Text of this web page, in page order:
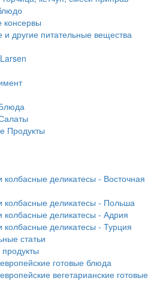
и другие питательные вещества
Продукты
деликатесы - Восточная
колбасные деликатесы - Польша
деликатесы - Адрия
деликатесы - Турция
статьи
готовые блюда
вегетарианские готовые